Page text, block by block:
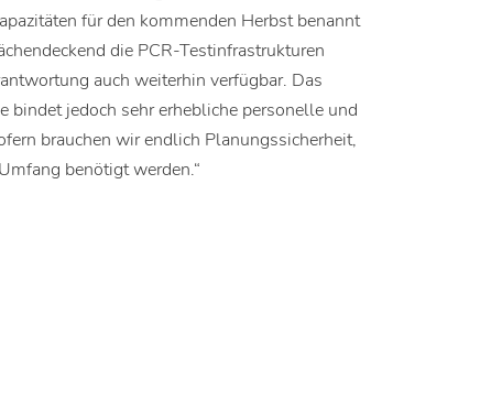
für den kommenden Herbst benannt
die PCR-Testinfrastrukturen
auch weiterhin verfügbar. Das
bindet jedoch sehr erhebliche personelle und
brauchen wir endlich Planungssicherheit,
benötigt werden.“